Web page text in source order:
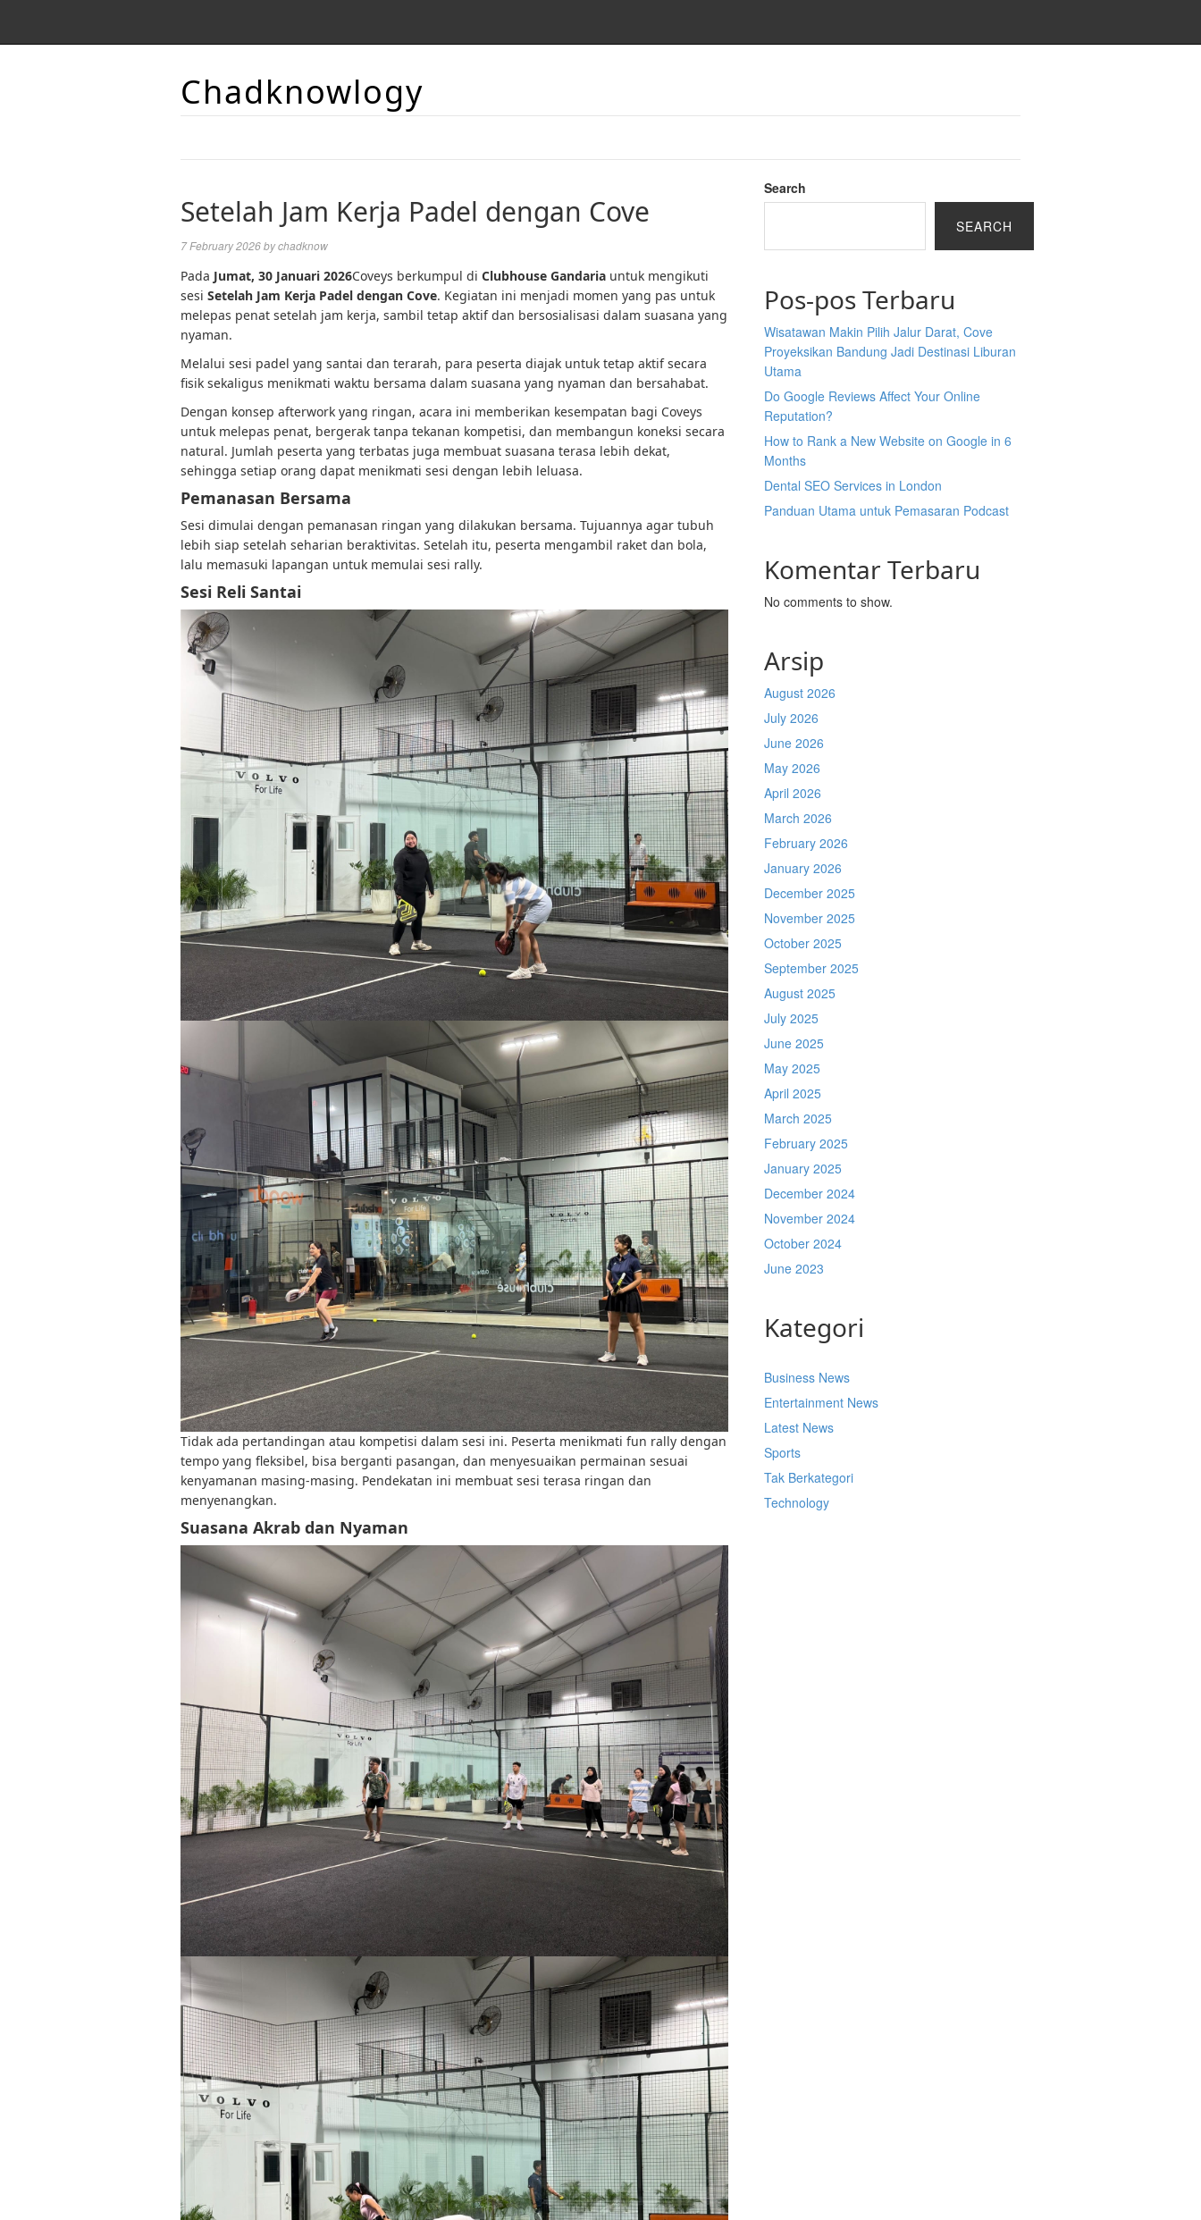
Chadknowlogy
Setelah Jam Kerja Padel dengan Cove
7 February 2026bychadknow
Pada Jumat, 30 Januari 2026Coveys berkumpul di Clubhouse Gandaria untuk mengikuti
sesi Setelah Jam Kerja Padel dengan Cove. Kegiatan ini menjadi momen yang pas untuk
melepas penat setelah jam kerja, sambil tetap aktif dan bersosialisasi dalam suasana yang
nyaman.
Melalui sesi padel yang santai dan terarah, para peserta diajak untuk tetap aktif secara
fisik sekaligus menikmati waktu bersama dalam suasana yang nyaman dan bersahabat.
Dengan konsep afterwork yang ringan, acara ini memberikan kesempatan bagi Coveys
untuk melepas penat, bergerak tanpa tekanan kompetisi, dan membangun koneksi secara
natural. Jumlah peserta yang terbatas juga membuat suasana terasa lebih dekat,
sehingga setiap orang dapat menikmati sesi dengan lebih leluasa.
Pemanasan Bersama
Sesi dimulai dengan pemanasan ringan yang dilakukan bersama. Tujuannya agar tubuh
lebih siap setelah seharian beraktivitas. Setelah itu, peserta mengambil raket dan bola,
lalu memasuki lapangan untuk memulai sesi rally.
Sesi Reli Santai
Tidak ada pertandingan atau kompetisi dalam sesi ini. Peserta menikmati fun rally dengan
tempo yang fleksibel, bisa berganti pasangan, dan menyesuaikan permainan sesuai
kenyamanan masing-masing. Pendekatan ini membuat sesi terasa ringan dan
menyenangkan.
Suasana Akrab dan Nyaman
Search
SEARCH
Pos-pos Terbaru
Wisatawan Makin Pilih Jalur Darat, Cove
Proyeksikan Bandung Jadi Destinasi Liburan
Utama
Do Google Reviews Affect Your Online
Reputation?
How to Rank a New Website on Google in 6
Months
Dental SEO Services in London
Panduan Utama untuk Pemasaran Podcast
Komentar Terbaru
No comments to show.
Arsip
August 2026
July 2026
June 2026
May 2026
April 2026
March 2026
February 2026
January 2026
December 2025
November 2025
October 2025
September 2025
August 2025
July 2025
June 2025
May 2025
April 2025
March 2025
February 2025
January 2025
December 2024
November 2024
October 2024
June 2023
Kategori
Business News
Entertainment News
Latest News
Sports
Tak Berkategori
Technology